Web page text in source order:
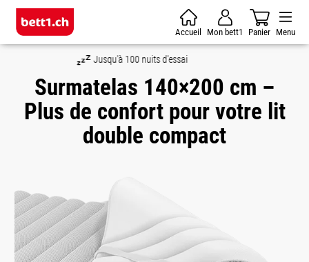
Skip to main content
Accueil Mon bett1 Panier Menu
Satisfait ou remboursé
Surmatelas 140×200 cm –
Plus de confort pour votre lit
double compact